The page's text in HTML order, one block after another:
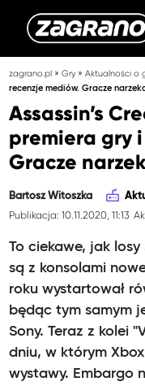
zagrano.pl »Gry»Aktualności o
recenzje mediów. Gracze
Assassin’s
premiera gry
Gracze
Bartosz Witoszka
Publikacja: 10.11.2020, 11:13
To ciekawe, jak losy
są z konsolami
roku wystartował
będąc tym samym
Sony. Teraz z kolei
dniu, w którym
wystawy. Embargo